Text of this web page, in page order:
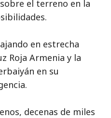
el terreno en la
en estrecha
Roja Armenia y la
en su
decenas de miles